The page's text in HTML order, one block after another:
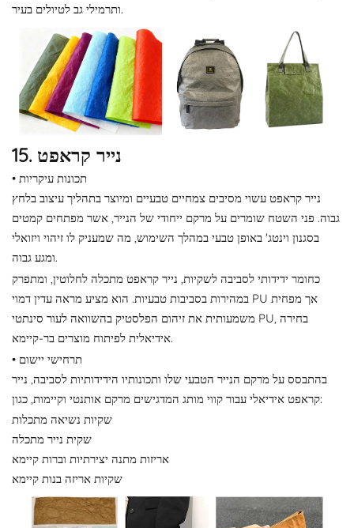
ותרמילי גב לטיולים בעיר.
15. נייר קראפט
• תכונות עיקריות
נייר קראפט עשוי מסיבים צמחיים טבעיים ומיוצר בתהליך עיצוב בלחץ
גבוה. פני השטח שומרים על מרקם ייחודי של הנייר, אשר מפתחים קמטים
בסגנון וינטג' באופן טבעי במהלך השימוש, מה שמעניק לו זיהוי ויזואלי
ומגע גבוה.
כחומר ידידותי לסביבה לשקיות, נייר קראפט מתכלה לחלוטין, ומתפרק
במהירות בסביבות טבעיות. הוא מציע מראה עדין דמוי PU אך מפחית
משמעותית את זיהום הפלסטיק בהשוואה לעור סינתטי PU, בחירה
אידיאלית לפיתוח מוצרים בר-קיימא.
• תרחישי יישום
בהתבסס על מרקם הנייר הטבעי שלו ותכונותיו הידידותיות לסביבה, נייר
קראפט אידיאלי עבור קווי מותג המדגישים מרקם אותנטי וקיימות, כגון:
שקיות נשיאה מתכלות
שקית נייר מתכלה
אריזות מתנה יצירתיות וברות קיימא
שקיות אריזה בנות קיימא